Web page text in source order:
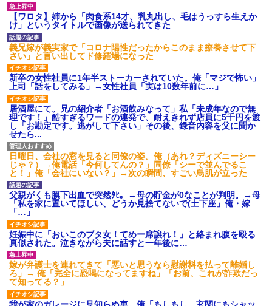
【衝撃】報酬100万円超の治験
募集がこちらｗｗｗｗｗ(※画像
あり)
【ネット騒然】惨殺されたタ
ワマン頂き女子のこの動画、す
げえええええｗｗｗｗｗｗｗｗ
ｗｗｗ
【愕然】白のクラウン俺氏、
高速道路左車線を制限速度で走
った結果wwwwwwwwwwww
百年の恋12-899 食べた量を
張り合ってくる
【悲報】佐藤輝明・・・２軍
でも盛大にやらかす←あまり悲
しませないでくれ
【ワロタ】姉から「肉食系14才、乳丸出し、毛はうっすら生えか
け」というタイトルで画像が送られてきた
義兄嫁が義実家で「コロナ陽性だったからこのまま療養させて下
さい」と言い出してド修羅場になった
新卒の女性社員に1年半ストーカーされていた。俺「マジで怖い」
上司「話をしてみる」→女性社員「実は10数年前に…」
居酒屋にて。兄の紹介者「お酒飲みなって」私「未成年なので無
理です！」酷すぎるワードの連発で、耐えきれず店員に5千円を渡
し「お勘定です。逃がして下さい」その後、録音内容を父に聞か
せたら...
日曜日、会社の窓を見ると同僚の姿。俺（あれ？ディズニーシー
じゃ？）→俺電話「今何してんの？」同僚「シーで並んでるこ
と！」俺「会社にいない？」→次の瞬間、すごい鳥肌が立った
父親がくも膜下出血で突然ﾀﾋ。→母の貯金が0なことが判明。→母
「私を家に置いてほしい、どうか見捨てないで(土下座」俺・嫁
「…」
妊娠中に「おいこのブタ女！てめー席譲れ！」と絡まれ腹を殴る
真似された。泣きながら夫に話すと一年後に…
嫁が弁護士を連れてきて「悪いと思うなら慰謝料を払って離婚し
ろ」→ 俺「完全に恐喝になってますね」「お前、これが詐欺だっ
て知ってる？」
我が家のガレージに見知らぬ車。俺「もしもし、玄関にもシャッ